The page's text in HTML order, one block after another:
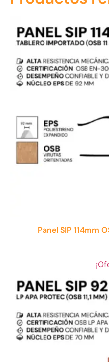
Panel SIP 114mm